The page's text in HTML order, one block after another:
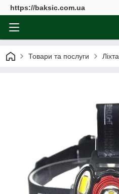
https://baksic.com.ua
Товари та послуги